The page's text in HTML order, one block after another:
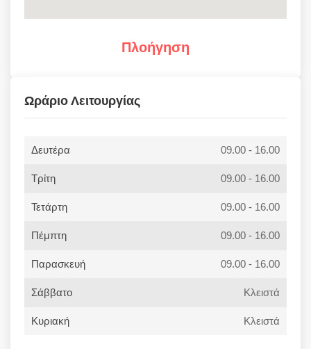
Πλοήγηση
Ωράριο Λειτουργίας
Δευτέρα 09.00 - 16.00
Τρίτη 09.00 - 16.00
Τετάρτη 09.00 - 16.00
Πέμπτη 09.00 - 16.00
Παρασκευή 09.00 - 16.00
Σάββατο Κλειστά
Κυριακή Κλειστά